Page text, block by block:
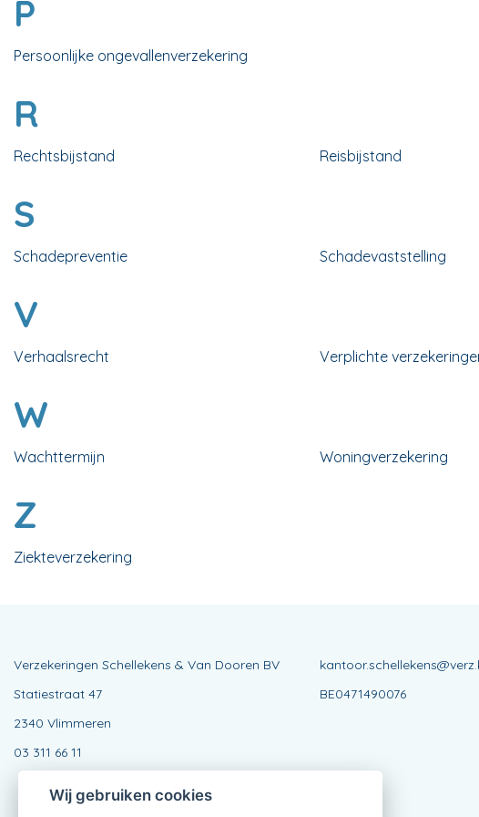
P
Persoonlijke ongevallenverzekering
R
Rechtsbijstand Reisbijstand
S
Schadepreventie Schadevaststelling
V
Verhaalsrecht Verplichte
W
Wachttermijn Woningverzekering
Z
Ziekteverzekering
Verzekeringen Schellekens & Van Dooren BV
Statiestraat 47
2340 Vlimmeren
03 311 66 11
BE0471490076
Wij gebruiken cookies